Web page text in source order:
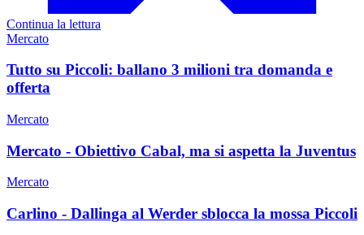
Continua la lettura
Mercato
Tutto su Piccoli: ballano 3 milioni tra domanda e
offerta
Mercato
Mercato - Obiettivo Cabal, ma si aspetta la Juventus
Mercato
Carlino - Dallinga al Werder sblocca la mossa Piccoli